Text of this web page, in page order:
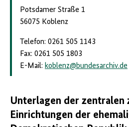
Potsdamer Straße 1
56075 Koblenz
Telefon: 0261 505 1143
Fax: 0261 505 1803
E-Mail: koblenz@bundesarchiv.de
Unterlagen der zentralen
Einrichtungen der